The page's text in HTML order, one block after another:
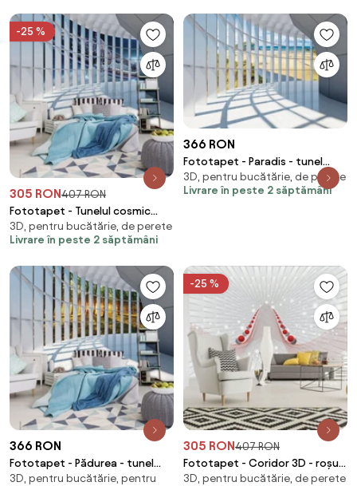
-25 %
305 RON407 RON
Fototapet - Tunelul cosmic
(254x184 cm)
3D, pentru bucătărie, de perete
Livrare în peste 2 săptămâni
366 RON
Fototapet - Paradis - tunel
(254x184 cm)
3D, pentru bucătărie, de perete
Livrare în peste 2 săptămâni
366 RON
Fototapet - Pădurea - tunel
(254x184 cm)
3D, pentru bucătărie, pentru
-25 %
305 RON407 RON
Fototapet - Coridor 3D - roșu
(254x184 cm)
3D, pentru bucătărie, de perete